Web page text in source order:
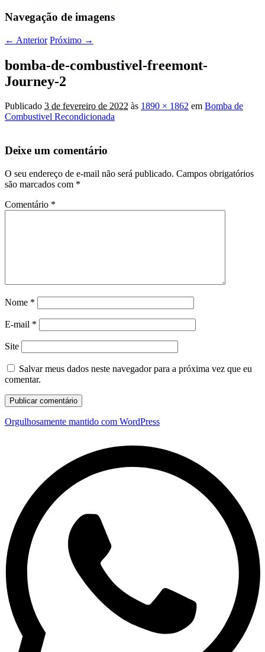
Navegação de imagens
← Anterior Próximo →
bomba-de-combustivel-freemont-
Journey-2
Publicado 3 de fevereiro de 2022 às 1890 × 1862 em Bomba de
Combustivel Recondicionada
Deixe um comentário
O seu endereço de e-mail não será publicado. Campos obrigatórios
são marcados com *
Comentário *
Nome *
E-mail *
Site
Salvar meus dados neste navegador para a próxima vez que eu
comentar.
Orgulhosamente mantido com WordPress